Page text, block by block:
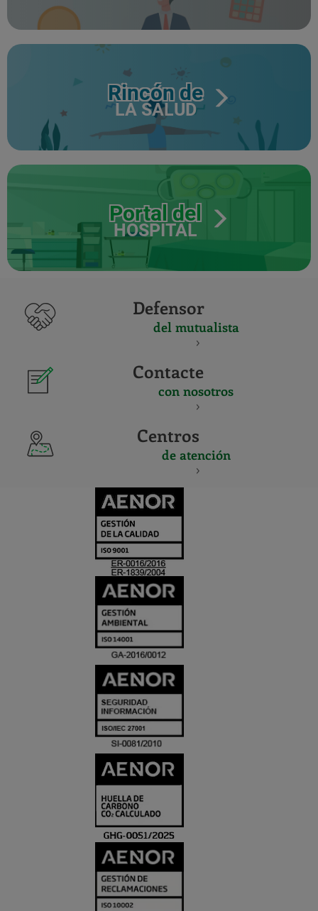
Rincón de
LA SALUD
Portal del
HOSPITAL
Defensor
del mutualista
Contacte
con nosotros
Centros
de atención
Y